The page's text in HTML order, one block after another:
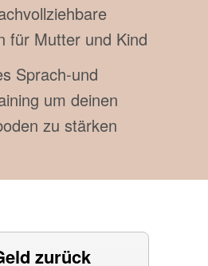
für Mutter und Kind
Sprach-und
um deinen
zu stärken
zurück